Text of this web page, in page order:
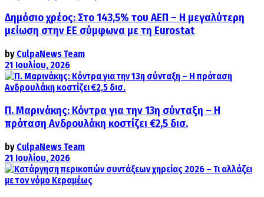
Δημόσιο χρέος: Στο 143,5% του ΑΕΠ – Η μεγαλύτερη
μείωση στην ΕΕ σύμφωνα με τη Eurostat
by CulpaNews Team
21 Ιουλίου, 2026
Π. Μαρινάκης: Κόντρα για την 13η σύνταξη – Η
πρόταση Ανδρουλάκη κοστίζει €2,5 δισ.
by CulpaNews Team
21 Ιουλίου, 2026